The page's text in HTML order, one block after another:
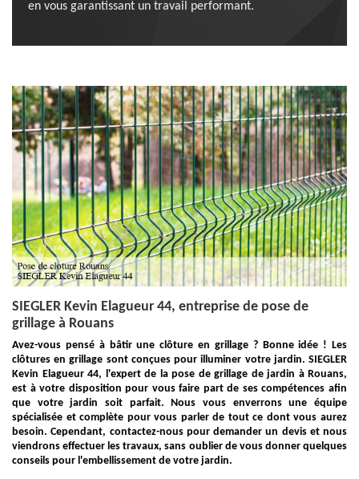
en vous garantissant un travail performant.
SIEGLER Kevin Elagueur 44, entreprise de pose de
grillage à Rouans
Avez-vous pensé à bâtir une clôture en grillage ? Bonne idée ! Les
clôtures en grillage sont conçues pour illuminer votre jardin. SIEGLER
Kevin Elagueur 44, l'expert de la pose de grillage de jardin à Rouans,
est à votre disposition pour vous faire part de ses compétences afin
que votre jardin soit parfait. Nous vous enverrons une équipe
spécialisée et complète pour vous parler de tout ce dont vous aurez
besoin. Cependant, contactez-nous pour demander un devis et nous
viendrons effectuer les travaux, sans oublier de vous donner quelques
conseils pour l'embellissement de votre jardin.